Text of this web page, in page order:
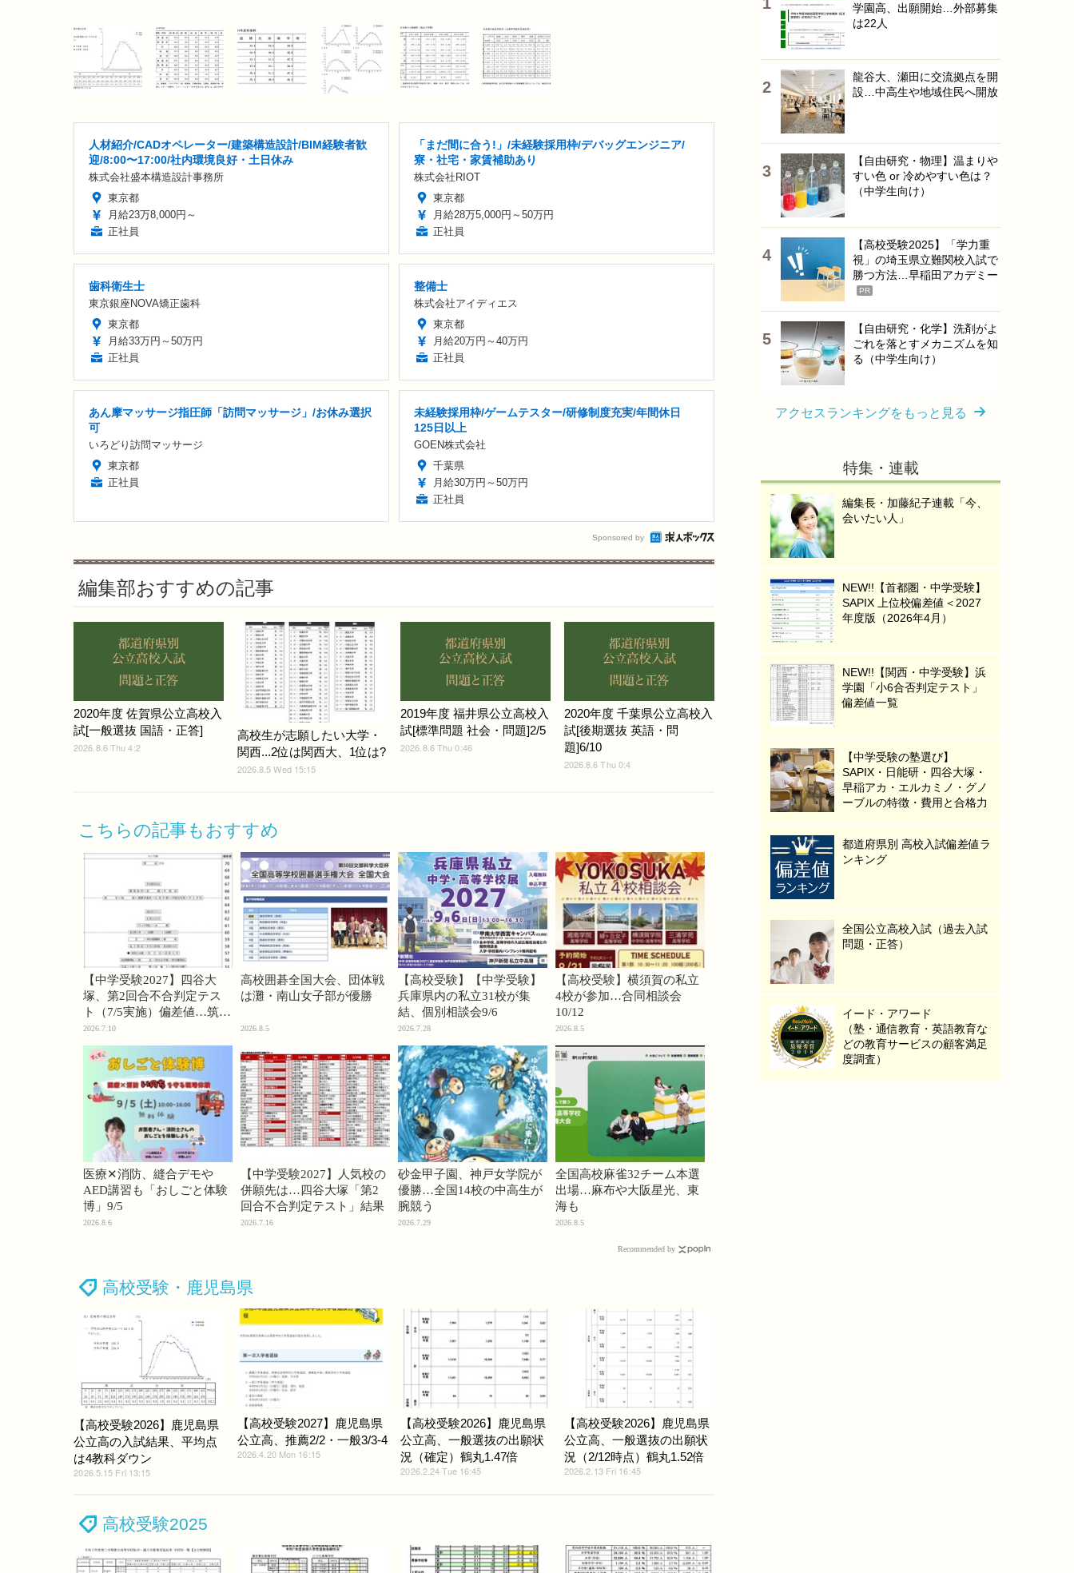
人材紹介/CADオペレーター/建築構造設計/BIM経験者歓
迎/8:00〜17:00/社内環境良好・土日休み
株式会社盛本構造設計事務所
東京都
月給23万8,000円～
正社員
「まだ間に合う!」/未経験採用枠/デバッグエンジニア/
寮・社宅・家賃補助あり
株式会社RIOT
東京都
月給28万5,000円～50万円
正社員
歯科衛生士
東京銀座NOVA矯正歯科
東京都
月給33万円～50万円
正社員
整備士
株式会社アイディエス
東京都
月給20万円～40万円
正社員
あん摩マッサージ指圧師「訪問マッサージ」/お休み選択
可
いろどり訪問マッサージ
東京都
正社員
未経験採用枠/ゲームテスター/研修制度充実/年間休日
125日以上
GOEN株式会社
千葉県
月給30万円～50万円
正社員
Sponsored by
編集部おすすめの記事
2020年度 佐賀県公立高校入
試[一般選抜 国語・正答]
2026.8.6 Thu 4:2
高校生が志願したい大学・
関西...2位は関西大、1位は?
2026.8.5 Wed 15:15
2019年度 福井県公立高校入
試[標準問題 社会・問題]2/5
2026.8.6 Thu 0:46
2020年度 千葉県公立高校入
試[後期選抜 英語・問
題]6/10
2026.8.6 Thu 0:4
こちらの記事もおすすめ
【中学受験2027】四谷大
塚、第2回合不合判定テス
ト（7/5実施）偏差値…筑駒
74・桜蔭70＜PR＞
2026.7.10
高校囲碁全国大会、団体戦
は灘・南山女子部が優勝
2026.8.5
【高校受験】【中学受験】
兵庫県内の私立31校が集
結、個別相談会9/6
2026.7.28
【高校受験】横須賀の私立
4校が参加…合同相談会
10/12
2026.8.5
医療✕消防、縫合デモや
AED講習も「おしごと体験
博」9/5
2026.8.6
【中学受験2027】人気校の
併願先は…四谷大塚「第2
回合不合判定テスト」結果
2026.7.16
砂金甲子園、神戸女学院が
優勝…全国14校の中高生が
腕競う
2026.7.29
全国高校麻雀32チーム本選
出場…麻布や大阪星光、東
海も
2026.8.5
Recommended by
高校受験・鹿児島県
【高校受験2026】鹿児島県
公立高の入試結果、平均点
は4教科ダウン
2026.5.15 Fri 13:15
【高校受験2027】鹿児島県
公立高、推薦2/2・一般3/3-4
2026.4.20 Mon 16:15
【高校受験2026】鹿児島県
公立高、一般選抜の出願状
況（確定）鶴丸1.47倍
2026.2.24 Tue 16:45
【高校受験2026】鹿児島県
公立高、一般選抜の出願状
況（2/12時点）鶴丸1.52倍
2026.2.13 Fri 16:45
高校受験2025
学園高、出願開始…外部募集
は22人
龍谷大、瀬田に交流拠点を開
設…中高生や地域住民へ開放
【自由研究・物理】温まりや
すい色 or 冷めやすい色は？
（中学生向け）
【高校受験2025】「学力重
視」の埼玉県立難関校入試で
勝つ方法…早稲田アカデミー
PR
【自由研究・化学】洗剤がよ
ごれを落とすメカニズムを知
る（中学生向け）
アクセスランキングをもっと見る
特集・連載
編集長・加藤紀子連載「今、
会いたい人」
NEW!!【首都圏・中学受験】
SAPIX 上位校偏差値＜2027
年度版（2026年4月）
NEW!!【関西・中学受験】浜
学園「小6合否判定テスト」
偏差値一覧
【中学受験の塾選び】
SAPIX・日能研・四谷大塚・
早稲アカ・エルカミノ・グノ
ーブルの特徴・費用と合格力
都道府県別 高校入試偏差値ラ
ンキング
全国公立高校入試（過去入試
問題・正答）
イード・アワード
（塾・通信教育・英語教育な
どの教育サービスの顧客満足
度調査）